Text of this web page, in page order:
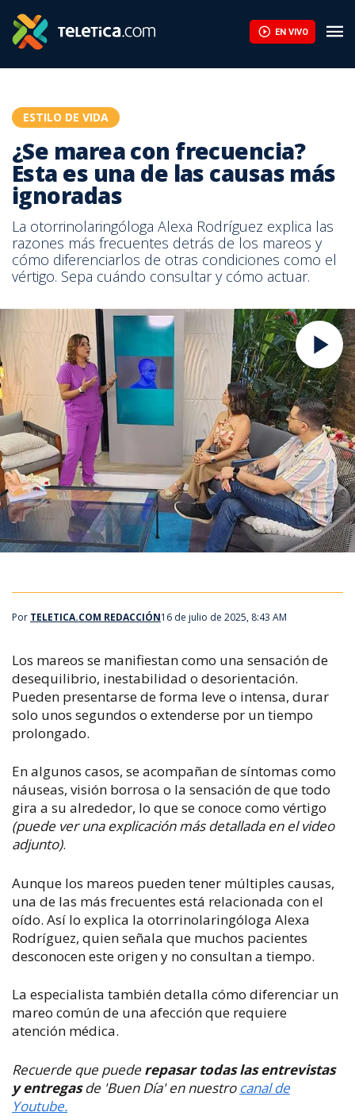
EN VIVO
ESTILO DE VIDA
¿Se marea con frecuencia?
Esta es una de las causas más
ignoradas
La otorrinolaringóloga Alexa Rodríguez explica las
razones más frecuentes detrás de los mareos y
cómo diferenciarlos de otras condiciones como el
vértigo. Sepa cuándo consultar y cómo actuar.
Por TELETICA.COM REDACCIÓN16 de julio de 2025, 8:43 AM
Los mareos se manifiestan como una sensación de
desequilibrio, inestabilidad o desorientación.
Pueden presentarse de forma leve o intensa, durar
solo unos segundos o extenderse por un tiempo
prolongado.
En algunos casos, se acompañan de síntomas como
náuseas, visión borrosa o la sensación de que todo
gira a su alrededor, lo que se conoce como vértigo
(puede ver una explicación más detallada en el video
adjunto).
Aunque los mareos pueden tener múltiples causas,
una de las más frecuentes está relacionada con el
oído. Así lo explica la otorrinolaringóloga Alexa
Rodríguez, quien señala que muchos pacientes
desconocen este origen y no consultan a tiempo.
La especialista también detalla cómo diferenciar un
mareo común de una afección que requiere
atención médica.
Recuerde que puede repasar todas las entrevistas
y entregasde 'Buen Día' en nuestro canal de
Youtube.